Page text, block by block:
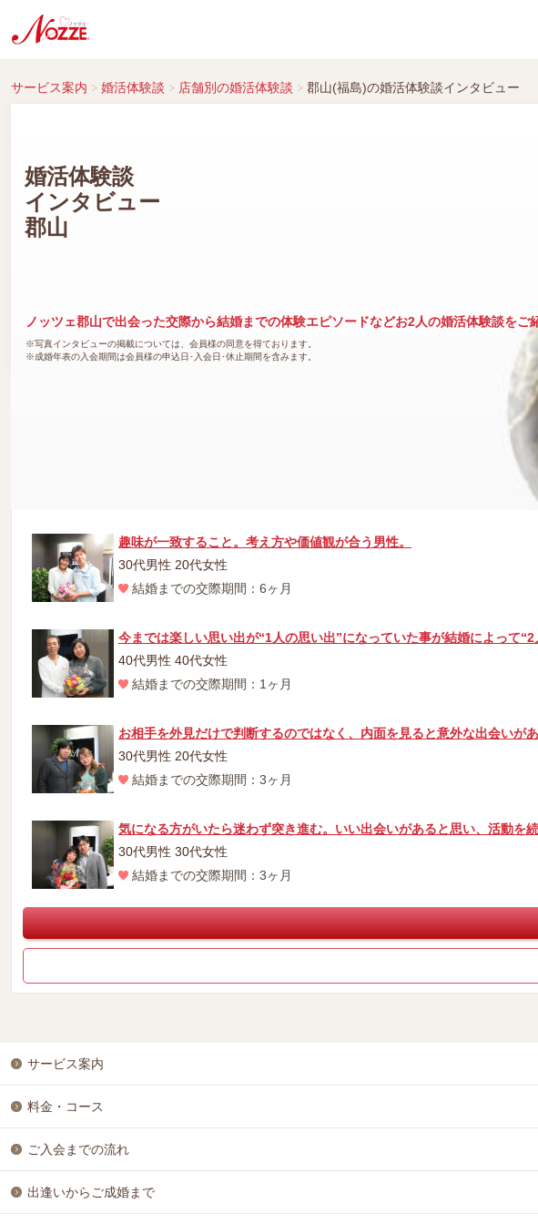
サービス案内 婚活体験談 店舗別の婚活体験談 郡山(福島)の婚活体験談インタビュー
婚活体験談
インタビュー
郡山
ノッツェ郡山で出会った交際から結婚までの体験エピソードなどお2人の婚活体験談をご
※写真インタビューの掲載については、会員様の同意を得ております。
※成婚年表の入会期間は会員様の申込日･入会日･休止期間を含みます。
すごく甘えてくれます。年下の僕をとても頼りにしてくれるところです。
趣味が一致すること。考え方や価値観が合う男性。
30代男性 20代女性
結婚までの交際期間：6ヶ月
今までは楽しい思い出が“1人の思い出”になっていた事が結婚によって
40代男性 40代女性
結婚までの交際期間：1ヶ月
お相手を外見だけで判断するのではなく、内面を見ると意外な出会いが
30代男性 20代女性
結婚までの交際期間：3ヶ月
気になる方がいたら迷わず突き進む。いい出会いがあると思い、活動を
30代男性 30代女性
結婚までの交際期間：3ヶ月
サービス案内
料金・コース
ご入会までの流れ
出逢いからご成婚まで